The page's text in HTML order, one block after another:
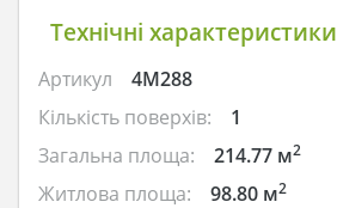
Технічні характеристики
Артикул
4M288
Кількість поверхів:
1
Загальна площа:
214.77 м2
Житлова площа: 98.80 м2